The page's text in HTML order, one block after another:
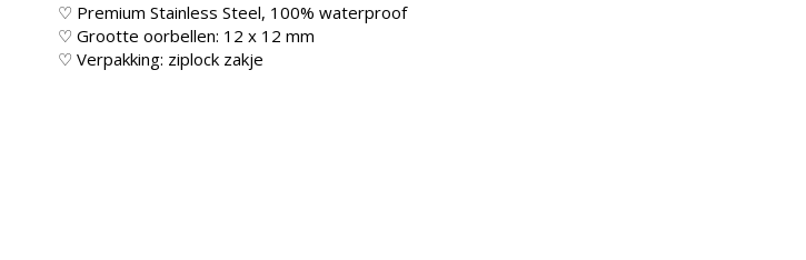
♡ Premium Stainless Steel, 100% waterproof
♡ Grootte oorbellen: 12 x 12 mm
♡ Verpakking: ziplock zakje